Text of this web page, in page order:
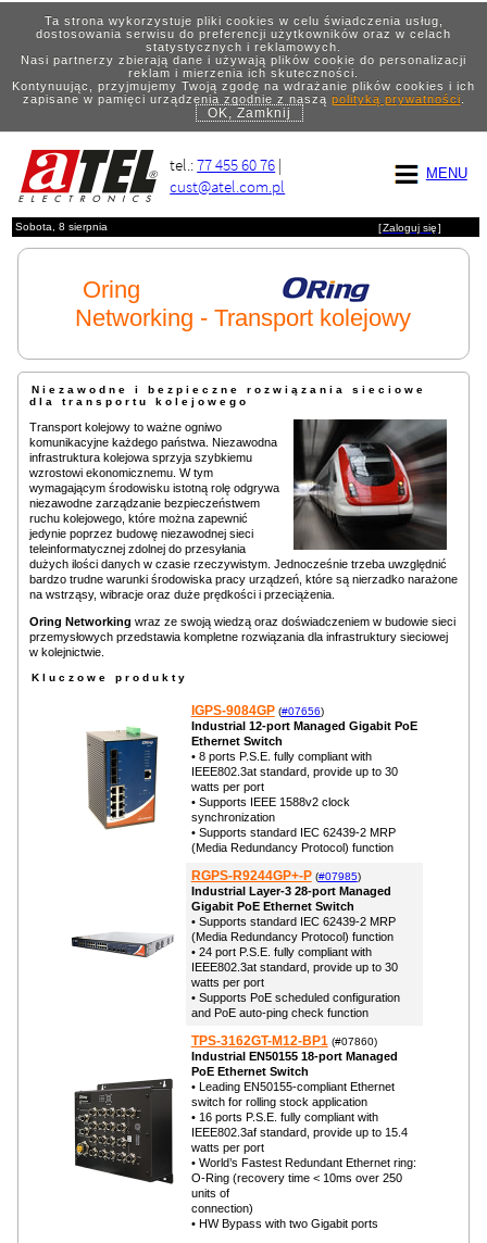
Ta strona wykorzystuje pliki cookies w celu świadczenia usług,
dostosowania serwisu do preferencji użytkowników oraz w celach
statystycznych i reklamowych.
Nasi partnerzy zbierają dane i używają plików cookie do personalizacji
reklam i mierzenia ich skuteczności.
Kontynuując, przyjmujemy Twoją zgodę na wdrażanie plików cookies i ich
zapisane w pamięci urządzenia zgodnie z naszą polityką prywatności.
OK, Zamknij
MENU
tel.:77 455 60 76 |
cust@atel.com.pl
Sobota, 8 sierpnia [Zaloguj się]
Oring
Networking - Transport kolejowy
Niezawodne i bezpieczne rozwiązania sieciowe
dla transportu kolejowego
Transport kolejowy to ważne ogniwo
komunikacyjne każdego państwa. Niezawodna
infrastruktura kolejowa sprzyja szybkiemu
wzrostowi ekonomicznemu. W tym
wymagającym środowisku istotną rolę odgrywa
niezawodne zarządzanie bezpieczeństwem
ruchu kolejowego, które można zapewnić
jedynie poprzez budowę niezawodnej sieci
teleinformatycznej zdolnej do przesyłania
dużych ilości danych w czasie rzeczywistym. Jednocześnie trzeba uwzględnić
bardzo trudne warunki środowiska pracy urządzeń, które są nierzadko narażone
na wstrząsy, wibracje oraz duże prędkości i przeciążenia.
Oring Networking wraz ze swoją wiedzą oraz doświadczeniem w budowie sieci
przemysłowych przedstawia kompletne rozwiązania dla infrastruktury sieciowej
w kolejnictwie.
Kluczowe produkty
IGPS-9084GP(#07656)
Industrial 12-port Managed Gigabit PoE
Ethernet Switch
• 8 ports P.S.E. fully compliant with
IEEE802.3at standard, provide up to 30
watts per port
• Supports IEEE 1588v2 clock
synchronization
• Supports standard IEC 62439-2 MRP
(Media Redundancy Protocol) function
RGPS-R9244GP+-P(#07985)
Industrial Layer-3 28-port Managed
Gigabit PoE Ethernet Switch
• Supports standard IEC 62439-2 MRP
(Media Redundancy Protocol) function
• 24 port P.S.E. fully compliant with
IEEE802.3at standard, provide up to 30
watts per port
• Supports PoE scheduled configuration
and PoE auto-ping check function
TPS-3162GT-M12-BP1(#07860)
Industrial EN50155 18-port Managed
PoE Ethernet Switch
• Leading EN50155-compliant Ethernet
switch for rolling stock application
• 16 ports P.S.E. fully compliant with
IEEE802.3af standard, provide up to 15.4
watts per port
• World’s Fastest Redundant Ethernet ring:
O-Ring (recovery time < 10ms over 250
units of
connection)
• HW Bypass with two Gigabit ports